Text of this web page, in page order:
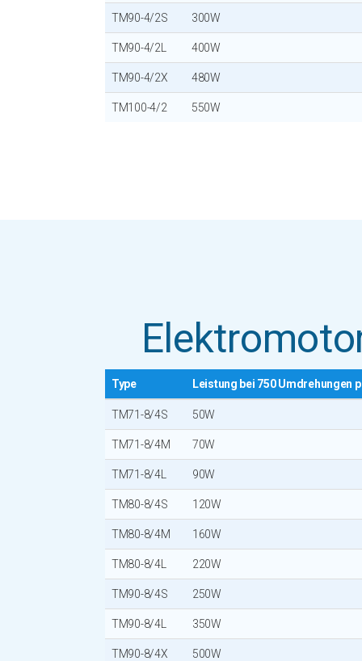
TM90-4/2S 300W
TM90-4/2L 400W
TM90-4/2X 480W
TM100-4/2 550W
Type Leistung bei 750 Umdrehungen
TM71-8/4S 50W
TM71-8/4M 70W
TM71-8/4L 90W
TM80-8/4S 120W
TM80-8/4M 160W
TM80-8/4L 220W
TM90-8/4S 250W
TM90-8/4L 350W
TM90-8/4X 500W